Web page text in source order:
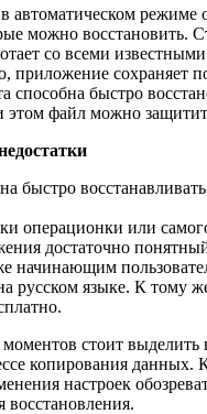
автоматическом режиме
можно восстановить.
со всеми
приложение сохраняет
способна быстро
файл можно
быстро
операционки или
достаточно
начинающим
русском языке. К тому
стоит выделить
копирования данных.
настроек
восстановления.